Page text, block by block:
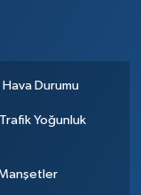
Hava Durumu
Trafik Yoğunluk